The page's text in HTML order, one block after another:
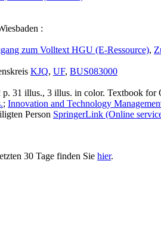
:
zum Volltext HGU (E-Ressource),
KJQ, UF, BUS083000
31 illus., 3 illus. in color. Textbook for
; Innovation and Technology
Person SpringerLink (Online
30 Tage finden Sie hier.